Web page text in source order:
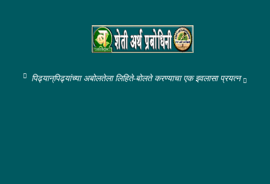
पिढ्यान्‌पिढ्यांच्या अबोलतेला लिहिते-बोलते करण्याचा एक इवलासा प्रयत्न